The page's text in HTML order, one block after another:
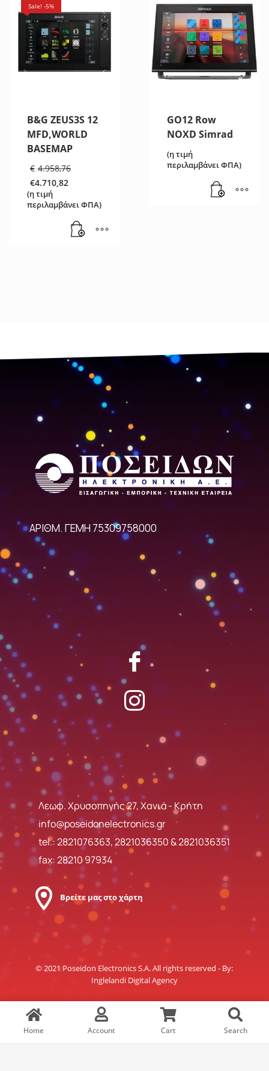
Sale! -5%
B&G ZEUS3S 12
MFD,WORLD
BASEMAP
€ 4.958,76
€4.958,76.
€4.710,82
Η
τρέχουσα
τιμή
€4.710,82.
(η τιμή
περιλαμβάνει ΦΠΑ)
GO12 Row
NOXD Simrad
(η τιμή
περιλαμβάνει ΦΠΑ)
ΑΡΙΘΜ. ΓΕΜΗ 75309758000
Λεωφ. Χρυσοπηγής 27, Χανιά - Κρήτη
info@poseidonelectronics.gr
tel.:2821076363,2821036350&2821036351
fax: 28210 97934
Βρείτε μας στο χάρτη
© 2021 Poseidon Electronics S.A. All rights reserved - By:
Inglelandi Digital Agency
Home Account Cart Search